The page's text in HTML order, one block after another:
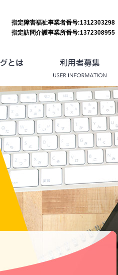
指定障害福祉事業者番号:1312303298
指定訪問介護事業所番号:1372308955